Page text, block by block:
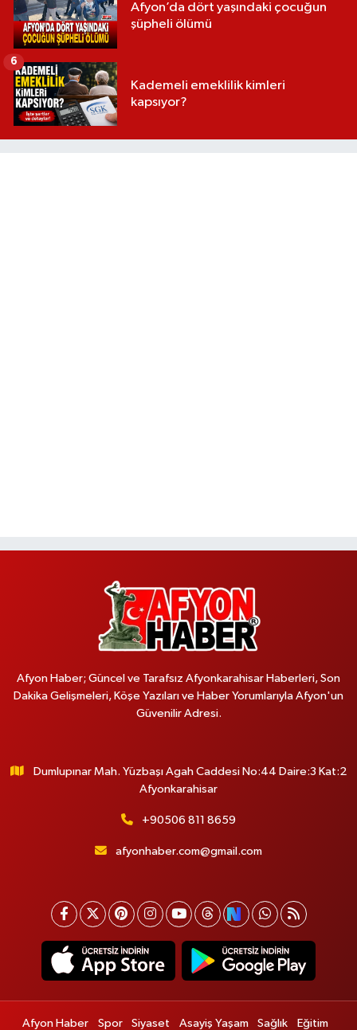
Afyon’da dört yaşındaki çocuğun
şüpheli ölümü
Kademeli emeklilik kimleri
kapsıyor?
6
Afyon Haber; Güncel ve Tarafsız Afyonkarahisar Haberleri, Son
Dakika Gelişmeleri, Köşe Yazıları ve Haber Yorumlarıyla Afyon'un
Güvenilir Adresi.
Dumlupınar Mah. Yüzbaşı Agah Caddesi No:44 Daire:3 Kat:2
Afyonkarahisar
+90506 811 8659
afyonhaber.com@gmail.com
Afyon Haber Spor Siyaset Asayiş Yaşam Sağlık Eğitim